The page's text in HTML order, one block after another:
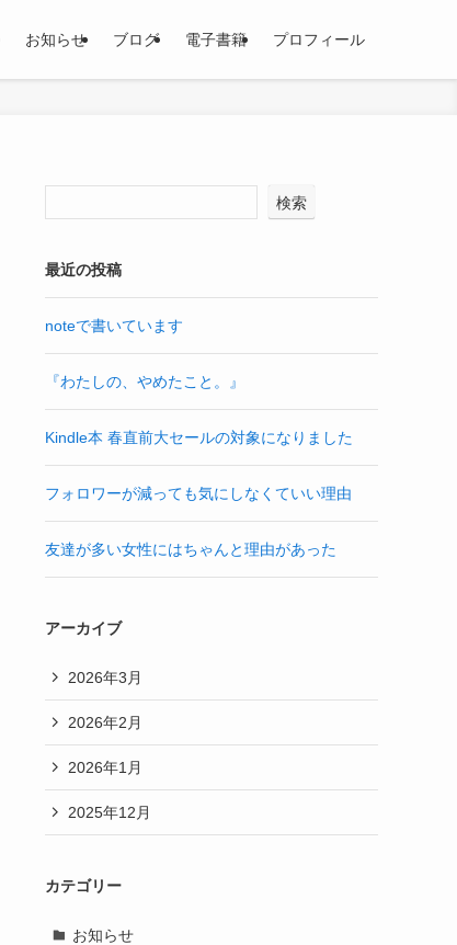
お知らせ ブログ 電子書籍 プロフィール
検索
最近の投稿
noteで書いています
『わたしの、やめたこと。』
Kindle本 春直前大セールの対象になりました
フォロワーが減っても気にしなくていい理由
友達が多い女性にはちゃんと理由があった
アーカイブ
2026年3月
2026年2月
2026年1月
2025年12月
カテゴリー
お知らせ